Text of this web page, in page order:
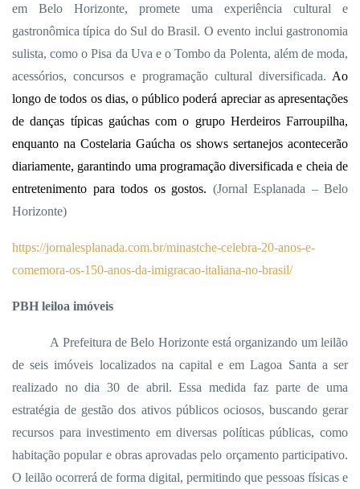
em Belo Horizonte, promete uma experiência cultural e
gastronômica típica do Sul do Brasil. O evento inclui gastronomia
sulista, como o Pisa da Uva e o Tombo da Polenta, além de moda,
acessórios, concursos e programação cultural diversificada. Ao
longo de todos os dias, o público poderá apreciar as apresentações
de danças típicas gaúchas com o grupo Herdeiros Farroupilha,
enquanto na Costelaria Gaúcha os shows sertanejos acontecerão
diariamente, garantindo uma programação diversificada e cheia de
entretenimento para todos os gostos. (Jornal Esplanada – Belo
Horizonte)
https://jornalesplanada.com.br/minastche-celebra-20-anos-e-
comemora-os-150-anos-da-imigracao-italiana-no-brasil/
PBH leiloa imóveis
A Prefeitura de Belo Horizonte está organizando um leilão
de seis imóveis localizados na capital e em Lagoa Santa a ser
realizado no dia 30 de abril. Essa medida faz parte de uma
estratégia de gestão dos ativos públicos ociosos, buscando gerar
recursos para investimento em diversas políticas públicas, como
habitação popular e obras aprovadas pelo orçamento participativo.
O leilão ocorrerá de forma digital, permitindo que pessoas físicas e